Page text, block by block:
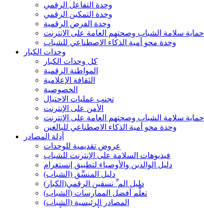
وحدة التفاعل الرقمي
وحدة التمكين الرقمي
وحدة الفرص الرقمية
حماية سلامة الشباب وصحتهم العامة على الإنترنت
وحدة محو أمية الذكاء الاصطناعي للشباب
وحدات الكبار
كل وحدات الكبار
المواطنة الرقمية
الثقافة الإعلامية
الخصوصية
تجنب عمليات الاحتيال
الأمن على الإنترنت
حماية سلامة الشباب وصحتهم العامة على الإنترنت
وحدة محو أمية الذكاء الاصطناعي للبالغين
أدِلة المصادر
عروض تقديمية للوحدات
فيديوهات السلامة على الإنترنت للشباب
دليل الوالدين والأوصياء لتطبيق إنستغرام
دليل المنسِّق (الشباب)
(الكبار)دليل الم ِّ نسقين الرقمي
(الشباب) تعلُّم أفضل الممارسات
(الشباب) المصادر الرئيسية